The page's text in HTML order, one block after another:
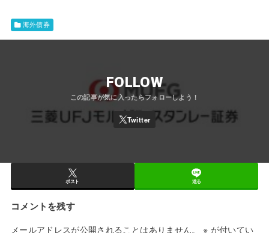
海外債券
FOLLOW
ポスト 送る
コメントを残す
メールアドレスが公開されることはありません。 ※ が付いてい